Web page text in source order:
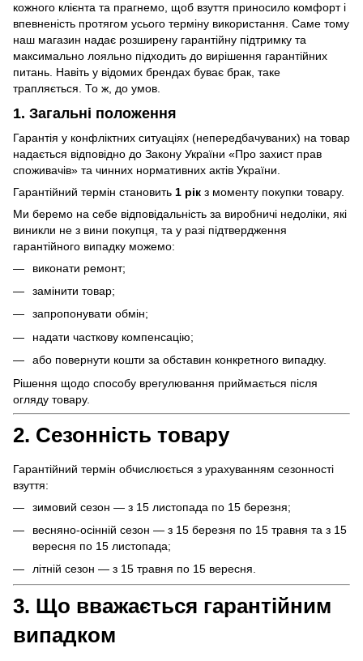
кожного клієнта та прагнемо, щоб взуття приносило комфорт і
впевненість протягом усього терміну використання. Саме тому
наш магазин надає розширену гарантійну підтримку та
максимально лояльно підходить до вирішення гарантійних
питань. Навіть у відомих брендах буває брак, таке
трапляється. То ж, до умов.
1. Загальні положення
Гарантія у конфліктних ситуаціях (непередбачуваних) на товар
надається відповідно до Закону України «Про захист прав
споживачів» та чинних нормативних актів України.
Гарантійний термін становить 1 рік з моменту покупки товару.
Ми беремо на себе відповідальність за виробничі недоліки, які
виникли не з вини покупця, та у разі підтвердження
гарантійного випадку можемо:
виконати ремонт;
замінити товар;
запропонувати обмін;
надати часткову компенсацію;
або повернути кошти за обставин конкретного випадку.
Рішення щодо способу врегулювання приймається після
огляду товару.
2. Сезонність товару
Гарантійний термін обчислюється з урахуванням сезонності
взуття:
зимовий сезон — з 15 листопада по 15 березня;
весняно-осінній сезон — з 15 березня по 15 травня та з 15
вересня по 15 листопада;
літній сезон — з 15 травня по 15 вересня.
3. Що вважається гарантійним
випадком